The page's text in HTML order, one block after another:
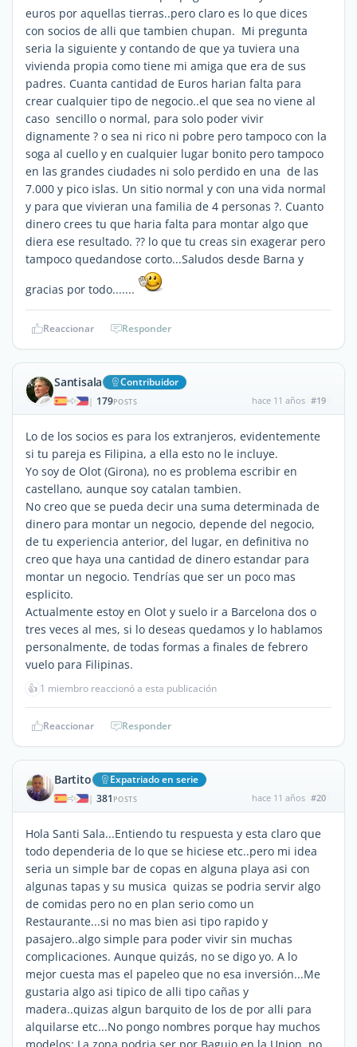
euros por aquellas tierras..pero claro es lo que dices
con socios de alli que tambien chupan. Mi pregunta
seria la siguiente y contando de que ya tuviera una
vivienda propia como tiene mi amiga que era de sus
padres. Cuanta cantidad de Euros harian falta para
crear cualquier tipo de negocio..el que sea no viene al
caso sencillo o normal, para solo poder vivir
dignamente ? o sea ni rico ni pobre pero tampoco con la
soga al cuello y en cualquier lugar bonito pero tampoco
en las grandes ciudades ni solo perdido en una de las
7.000 y pico islas. Un sitio normal y con una vida normal
y para que vivieran una familia de 4 personas ?. Cuanto
dinero crees tu que haria falta para montar algo que
diera ese resultado. ?? lo que tu creas sin exagerar pero
tampoco quedandose corto...Saludos desde Barna y
gracias por todo.......
Reaccionar Responder
Santisala Contribuidor
| 179POSTS hace 11 años #19
Lo de los socios es para los extranjeros, evidentemente
si tu pareja es Filipina, a ella esto no le incluye.
Yo soy de Olot (Girona), no es problema escribir en
castellano, aunque soy catalan tambien.
No creo que se pueda decir una suma determinada de
dinero para montar un negocio, depende del negocio,
de tu experiencia anterior, del lugar, en definitiva no
creo que haya una cantidad de dinero estandar para
montar un negocio. Tendrías que ser un poco mas
esplicito.
Actualmente estoy en Olot y suelo ir a Barcelona dos o
tres veces al mes, si lo deseas quedamos y lo hablamos
personalmente, de todas formas a finales de febrero
vuelo para Filipinas.
👍 1 miembro reaccionó a esta publicación
Reaccionar Responder
Bartito Expatriado en serie
| 381 POSTS hace 11 años #20
Hola Santi Sala...Entiendo tu respuesta y esta claro que
todo dependeria de lo que se hiciese etc..pero mi idea
seria un simple bar de copas en alguna playa asi con
algunas tapas y su musica quizas se podria servir algo
de comidas pero no en plan serio como un
Restaurante...si no mas bien asi tipo rapido y
pasajero..algo simple para poder vivir sin muchas
complicaciones. Aunque quizás, no se digo yo. A lo
mejor cuesta mas el papeleo que no esa inversión...Me
gustaria algo asi tipico de alli tipo cañas y
madera..quizas algun barquito de los de por alli para
alquilarse etc...No pongo nombres porque hay muchos